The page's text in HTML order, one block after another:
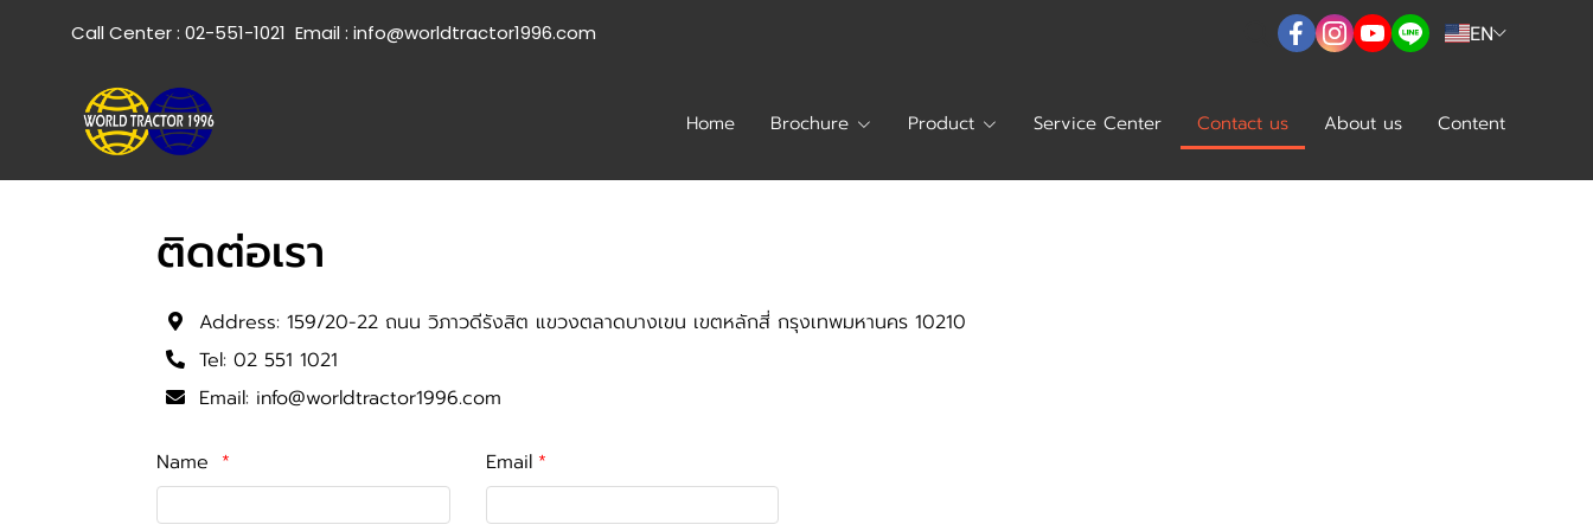
Call Center : 02-551-1021 Email : info@worldtractor1996.com EN
Home Brochure Product Service Center Contact us About us Content
ติดต่อเรา
Address: 159/20-22 ถนน วิภาวดีรังสิต แขวงตลาดบางเขน เขตหลักสี่ กรุงเทพมหานคร 10210
Tel: 02 551 1021
Email: info@worldtractor1996.com
Name Email